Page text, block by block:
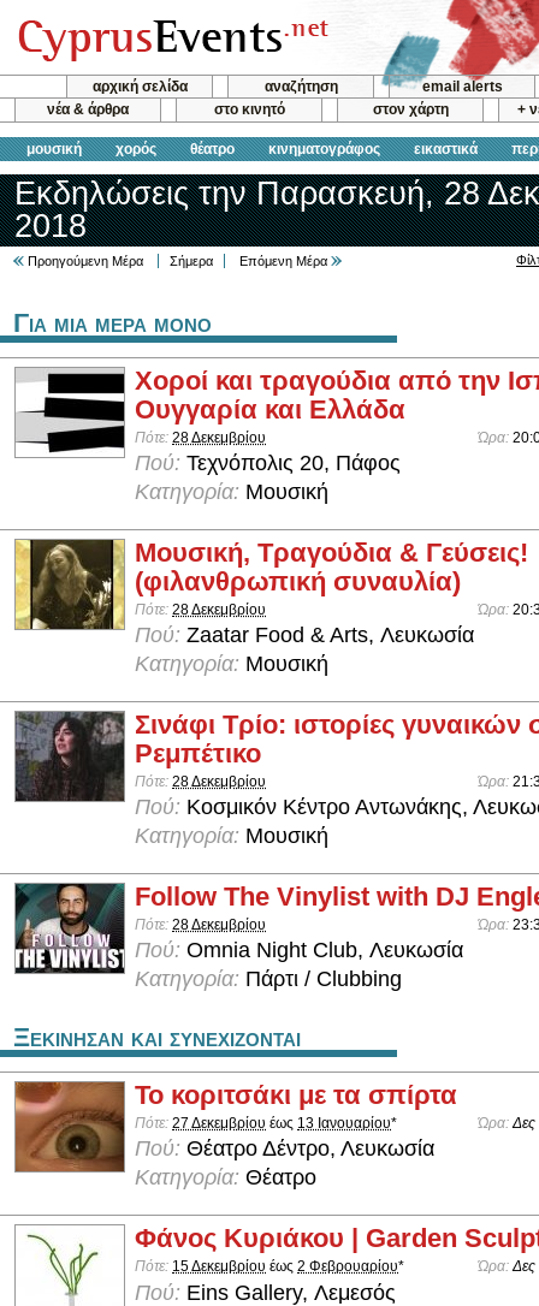
αρχική σελίδα αναζήτηση
email alerts
νέα & άρθρα
στο κινητό στον χάρτη +
μουσική χορός θέατρο κινηματογράφος εικαστικά
Εκδηλώσεις την Παρασκευή, 28
2018
Προηγούμενη Μέρα Σήμερα Επόμενη Μέρα
Για μια μερα μονο
Χοροί και τραγούδια από την
Ουγγαρία και Ελλάδα
Πότε: 28 Δεκεμβρίου Ώρα:
Πού: Τεχνόπολις 20, Πάφος
Κατηγορία: Μουσική
Μουσική, Τραγούδια & Γεύσεις!
(φιλανθρωπική συναυλία)
Πότε: 28 Δεκεμβρίου Ώρα:
Πού: Zaatar Food & Arts, Λευκωσία
Κατηγορία: Μουσική
Σινάφι Τρίο: ιστορίες γυναικών
Ρεμπέτικο
Πότε: 28 Δεκεμβρίου Ώρα:
Πού: Κοσμικόν Κέντρο Αντωνάκης,
Κατηγορία: Μουσική
Follow The Vinylist with DJ
Πότε: 28 Δεκεμβρίου Ώρα:
Πού: Omnia Night Club, Λευκωσία
Κατηγορία: Πάρτι / Clubbing
Ξεκινησαν και συνεχιζονται
Το κοριτσάκι με τα σπίρτα
Πότε: 27 Δεκεμβρίου έως 13 Ιανουαρίου* Ώρα:Δες
Πού: Θέατρο Δέντρο, Λευκωσία
Κατηγορία: Θέατρο
Φάνος Κυριάκου | Garden
Πότε: 15 Δεκεμβρίου έως 2 Φεβρουαρίου* Ώρα:Δες
Πού: Eins Gallery, Λεμεσός